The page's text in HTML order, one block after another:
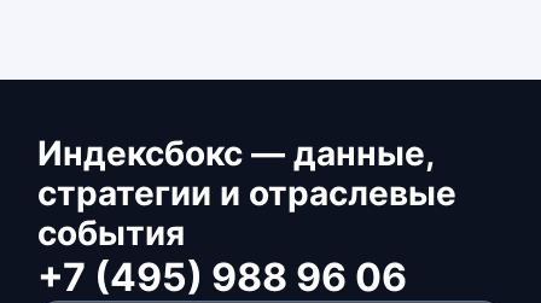
Индексбокс — данные,
стратегии и отраслевые
события
+7 (495) 988 96 06